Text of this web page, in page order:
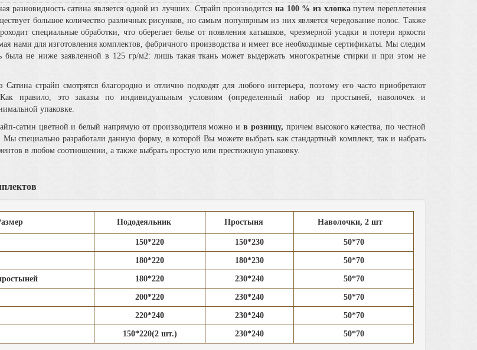
разновидность сатина является одной из лучших. Страйп производитсяна 100 % из хлопкапутем переплетения
большое количество различных рисунков, но самым популярным из них является чередование полос. Также
специальные обработки, что оберегает белье от появления катышков, чрезмерной усадки и потери яркости
нами для изготовления комплектов, фабричного производства и имеет все необходимые сертификаты. Мы следим
была не ниже заявленной в 125 гр/м2: лишь такая ткань может выдержать многократные стирки и при этом не
страйп смотрятся благородно и отлично подходят для любого интерьера, поэтому его часто приобретают
правило, этозаказы по индивидуальным условиям (определенный набор из простыней, наволочек и
упаковке.
сатин цветной и белый напрямую от производителя можно ив розницу, причем высокого качества, по честной
Мы специально разработали данную форму, в которой Вы можете выбрать как стандартный комплект, так и набрать
в любом соотношении, а также выбрать простую или престижную упаковку.
Пододеяльник Простыня Наволочки, 2 шт
150*220 150*230 50*70
180*220 180*230 50*70
180*220 230*240 50*70
200*220 230*240 50*70
220*240 230*240 50*70
150*220(2 шт.) 230*240 50*70